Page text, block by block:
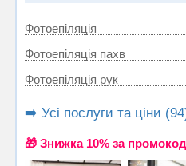
Фотоепіляція
Фотоепіляція пахв
Фотоепіляція рук
➡️ Усі послуги та ціни
🎁 Знижка 10% за